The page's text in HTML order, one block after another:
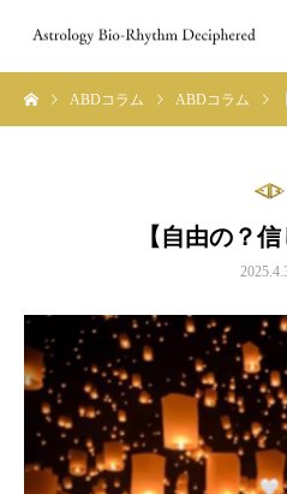
ABDコラム ABDコラム
【自由の？信